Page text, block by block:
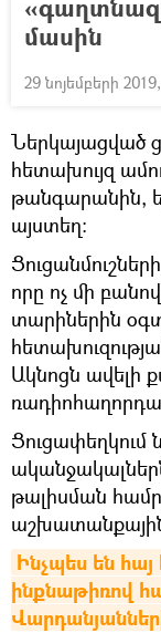
մասին
29 նոյեմբերի
Ներկայացված
հետախույզ
թանգարանին,
այստեղ։
որը ոչ մի
տարիներին
Ակնոցն ավելի
թալիսման
աշխատանքային
Ինչպես են
ինքնաթիռով